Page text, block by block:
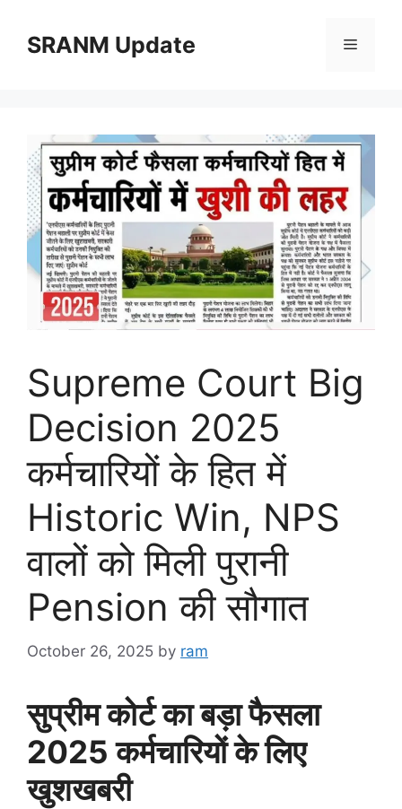
contentSRANM Update Menu
Supreme Court Big
Decision 2025
कर्मचारियों के हित में
Historic Win, NPS
वालों को मिली पुरानी
Pension की सौगात
October 26, 2025 by ram
सुप्रीम कोर्ट का बड़ा फैसला
2025 कर्मचारियों के लिए
खुशखबरी